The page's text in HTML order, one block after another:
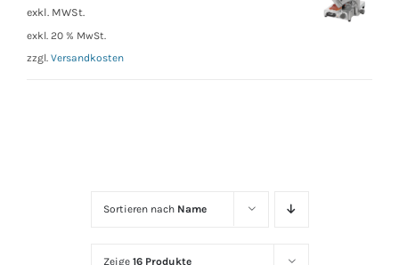
Sortieren nach Name
Zeige 16 Produkte
exkl. MWSt.
exkl. 20 % MwSt.
zzgl. Versandkosten